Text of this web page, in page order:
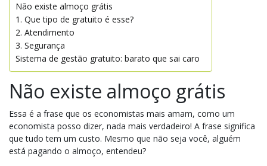
Não existe almoço grátis
1. Que tipo de gratuito é esse?
2. Atendimento
3. Segurança
Sistema de gestão gratuito: barato que sai caro
Não existe almoço grátis
Essa é a frase que os economistas mais amam, como um
economista posso dizer, nada mais verdadeiro! A frase significa
que tudo tem um custo. Mesmo que não seja você, alguém
está pagando o almoço, entendeu?